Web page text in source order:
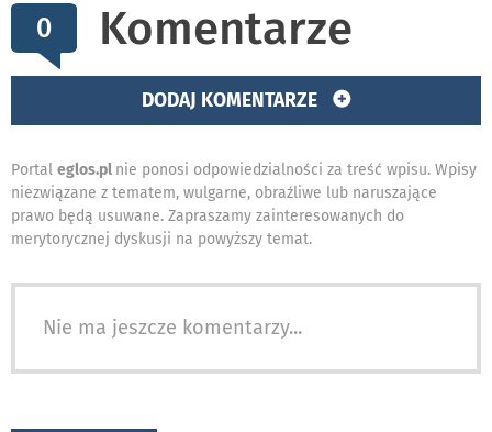
0 Komentarze
DODAJ KOMENTARZE
Portal eglos.pl nie ponosi odpowiedzialności za treść wpisu. Wpisy
niezwiązane z tematem, wulgarne, obraźliwe lub naruszające
prawo będą usuwane. Zapraszamy zainteresowanych do
merytorycznej dyskusji na powyższy temat.
Nie ma jeszcze komentarzy...